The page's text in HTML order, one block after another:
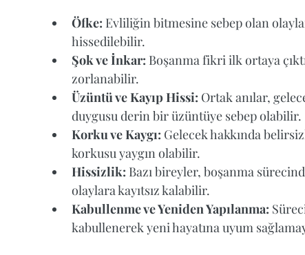
Öfke: Evliliğin bitmesine sebep olan
hissedilebilir.
Şok ve İnkar: Boşanma fikri ilk ortaya
zorlanabilir.
Üzüntü ve Kayıp Hissi: Ortak anılar,
duygusu derin bir üzüntüye sebep olabilir.
Korku ve Kaygı: Gelecek hakkında
korkusu yaygın olabilir.
Hissizlik: Bazı bireyler, boşanma
olaylara kayıtsız kalabilir.
Kabullenme ve Yeniden Yapılanma:
kabullenerek yeni hayatına uyum